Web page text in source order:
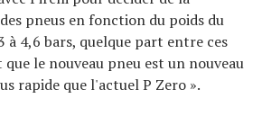
pneus en fonction du poids du
à 4,6 bars, quelque part entre ces
le nouveau pneu est un nouveau
rapide que l'actuel P Zero ».